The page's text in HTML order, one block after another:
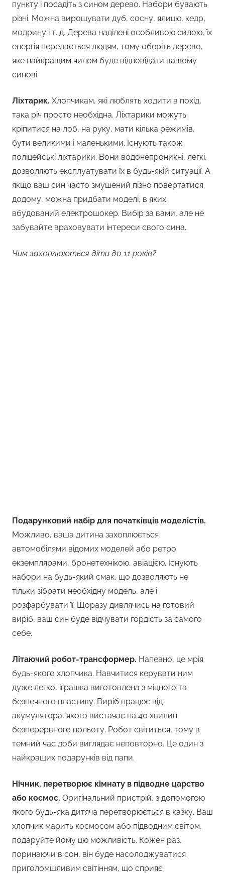
пункту і посадіть з сином дерево. Набори бувають
різні. Можна вирощувати дуб, сосну, ялицю, кедр,
модрину і т. д. Дерева наділені особливою силою, їх
енергія передається людям, тому оберіть дерево,
яке найкращим чином буде відповідати вашому
синові.
Ліхтарик. Хлопчикам, які люблять ходити в похід,
така річ просто необхідна. Ліхтарики можуть
кріпитися на лоб, на руку, мати кілька режимів,
бути великими і маленькими. Існують також
поліцейські ліхтарики. Вони водонепроникні, легкі,
дозволяють експлуатувати їх в будь-якій ситуації. А
якщо ваш син часто змушений пізно повертатися
додому, можна придбати моделі, в яких
вбудований електрошокер. Вибір за вами, але не
забувайте враховувати інтереси свого сина.
Чим захоплюються діти до 11 років?
Подарунковий набір для початківців моделістів.
Можливо, ваша дитина захоплюється
автомобілями відомих моделей або ретро
екземплярами, бронетехнікою, авіацією. Існують
набори на будь-який смак, що дозволяють не
тільки зібрати необхідну модель, але і
розфарбувати її. Щоразу дивлячись на готовий
виріб, ваш син буде відчувати гордість за самого
себе.
Літаючий робот-трансформер. Напевно, це мрія
будь-якого хлопчика. Навчитися керувати ним
дуже легко, іграшка виготовлена з міцного та
безпечного пластику. Виріб працює від
акумулятора, якого вистачає на 40 хвилин
безперервного польоту. Робот світиться, тому в
темний час доби виглядає неповторно. Це один з
найкращих подарунків від папи.
Нічник, перетворює кімнату в підводне царство
або космос. Оригінальний пристрій, з допомогою
якого будь-яка дитяча перетворюється в казку. Ваш
хлопчик марить космосом або підводним світом,
подаруйте йому цю можливість. Кожен раз,
поринаючи в сон, він буде насолоджуватися
приголомшливим світінням, що сприяє